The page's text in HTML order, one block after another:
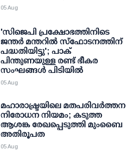
05 Aug
'സിജെപി പ്രക്ഷോഭത്തിനിടെ
ജന്തര്‍ മന്തറില്‍ സ്ഫോടനത്തിന്
പദ്ധതിയിട്ടു'; പാക്
പിന്തുണയുള്ള രണ്ട് ഭീകര
സംഘങ്ങള്‍ പിടിയില്‍
05 Aug
മഹാരാഷ്ട്രയിലെ മതപരിവർത്തന
നിരോധന നിയമം; കടുത്ത
ആശങ്ക രേഖപ്പെടുത്തി മുംബൈ
അതിരൂപത
05 Aug